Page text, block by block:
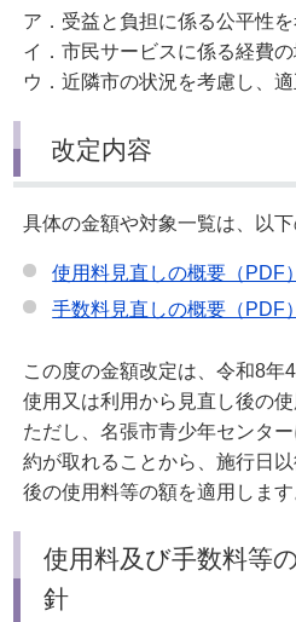
ア．受益と負担に係る公平性
イ．市民サービスに係る経費
ウ．近隣市の状況を考慮し、
改定内容
具体の金額や対象一覧は、以
使用料見直しの概要（PDF）
手数料見直しの概要（PDF）
この度の金額改定は、令和8年
使用又は利用から見直し後の
ただし、名張市青少年センタ
約が取れることから、施行日
後の使用料等の額を適用します
使用料及び手数料等
針